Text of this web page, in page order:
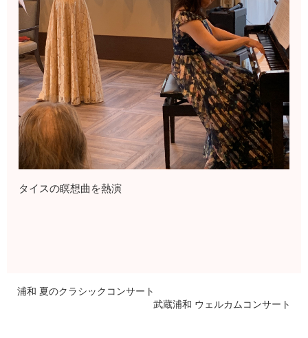
タイスの瞑想曲を熱演
浦和 夏のクラシックコンサート
武蔵浦和 ウェルカムコンサート